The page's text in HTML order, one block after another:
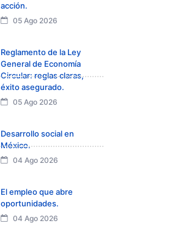
acción.
05 Ago 2026
Reglamento de la Ley
General de Economía
Circular: reglas claras,
éxito asegurado.
05 Ago 2026
Desarrollo social en
México.
04 Ago 2026
El empleo que abre
oportunidades.
04 Ago 2026